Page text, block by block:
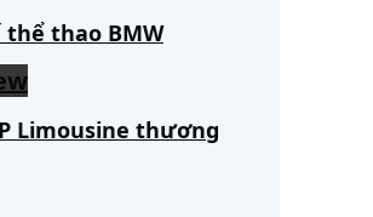
thể thao BMW
Limousine thương